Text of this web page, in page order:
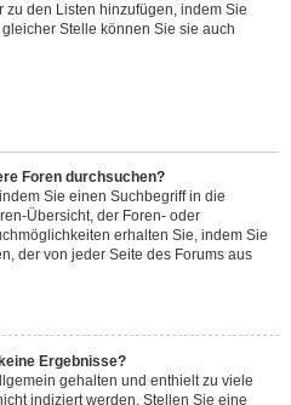
den Listen hinzufügen, indem Sie
Stelle können Sie sie auch
Foren durchsuchen?
Sie einen Suchbegriff in die
Übersicht, der Foren- oder
erhalten Sie, indem Sie
der von jeder Seite des Forums aus
Ergebnisse?
gehalten und enthielt zu viele
indiziert werden. Stellen Sie eine